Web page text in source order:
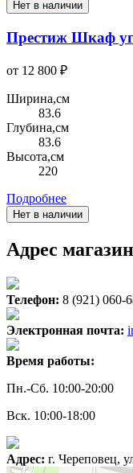
Нет в наличии
Престиж Шкаф
от 12 800 ₽
Ширина,см
83.6
Глубина,см
83.6
Высота,см
220
Подробнее
Нет в наличии
Адрес
Телефон: 8 (921) 060-
Электронная почта:
Время работы:
Пн.-Сб. 10:00-20:00
Вск. 10:00-18:00
Адрес: г. Череповец,